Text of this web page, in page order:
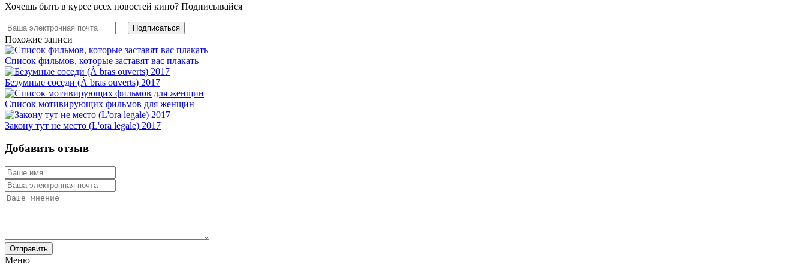
Хочешь быть в курсе всех новостей кино? Подписывайся
Похожие записи
Список фильмов, которые заставят вас плакать
Безумные соседи (À bras ouverts) 2017
Список мотивирующих фильмов для женщин
Закону тут не место (L'ora legale) 2017
Добавить отзыв
Отправить
Меню